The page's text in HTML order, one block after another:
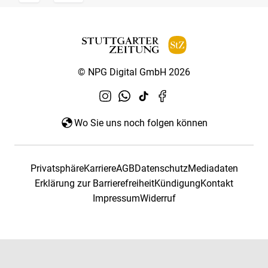
© NPG Digital GmbH 2026
Wo Sie uns noch folgen können
PrivatsphäreKarriereAGBDatenschutzMediadaten
Erklärung zur BarrierefreiheitKündigungKontakt
ImpressumWiderruf